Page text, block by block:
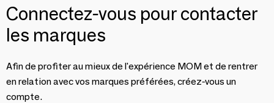
Connectez-vous pour contacter
les marques
Afin de profiter au mieux de l'expérience MOM et de rentrer
en relation avec vos marques préférées, créez-vous un
compte.